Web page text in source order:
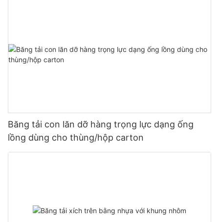
Băng tải con lăn dỡ hàng trọng lực dạng ống
lồng dùng cho thùng/hộp carton